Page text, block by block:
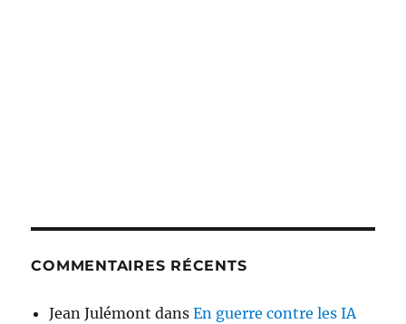
COMMENTAIRES RÉCENTS
Jean Julémont dansEn guerre contre les IA